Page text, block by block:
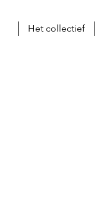
Het collectief